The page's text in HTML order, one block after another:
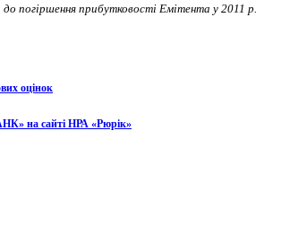
погіршення прибутковості Емітента у 2011 р.
оцінок
на сайті НРА «Рюрік»